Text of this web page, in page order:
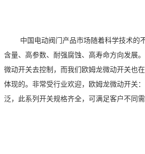
中国电动阀门产品市场随着科学技术的
含量、高参数、耐强腐蚀、高寿命方向发展
微动开关去控制，而我们欧姆龙微动开关也
体现的。非常受行业欢迎，欧姆龙微动开关：
泛，此系列开关规格齐全，可满足客户不同需